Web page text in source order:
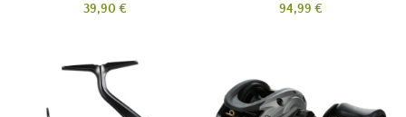
Preis
39,90 €
Preis
94,99 €